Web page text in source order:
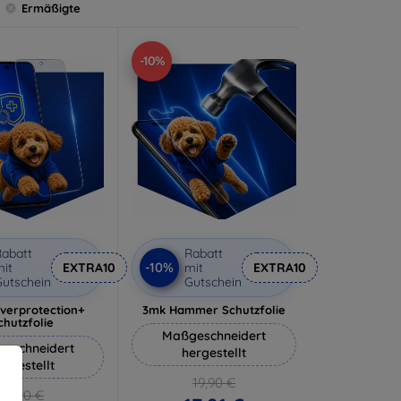
Ermäßigte
EXTRA10
18,90 €
-10%
-10%
Rabatt
mit
Gutschein
EXTRA10
3mk Hammer Schutzfolie
Maßgeschneidert
hergestellt
19,90 €